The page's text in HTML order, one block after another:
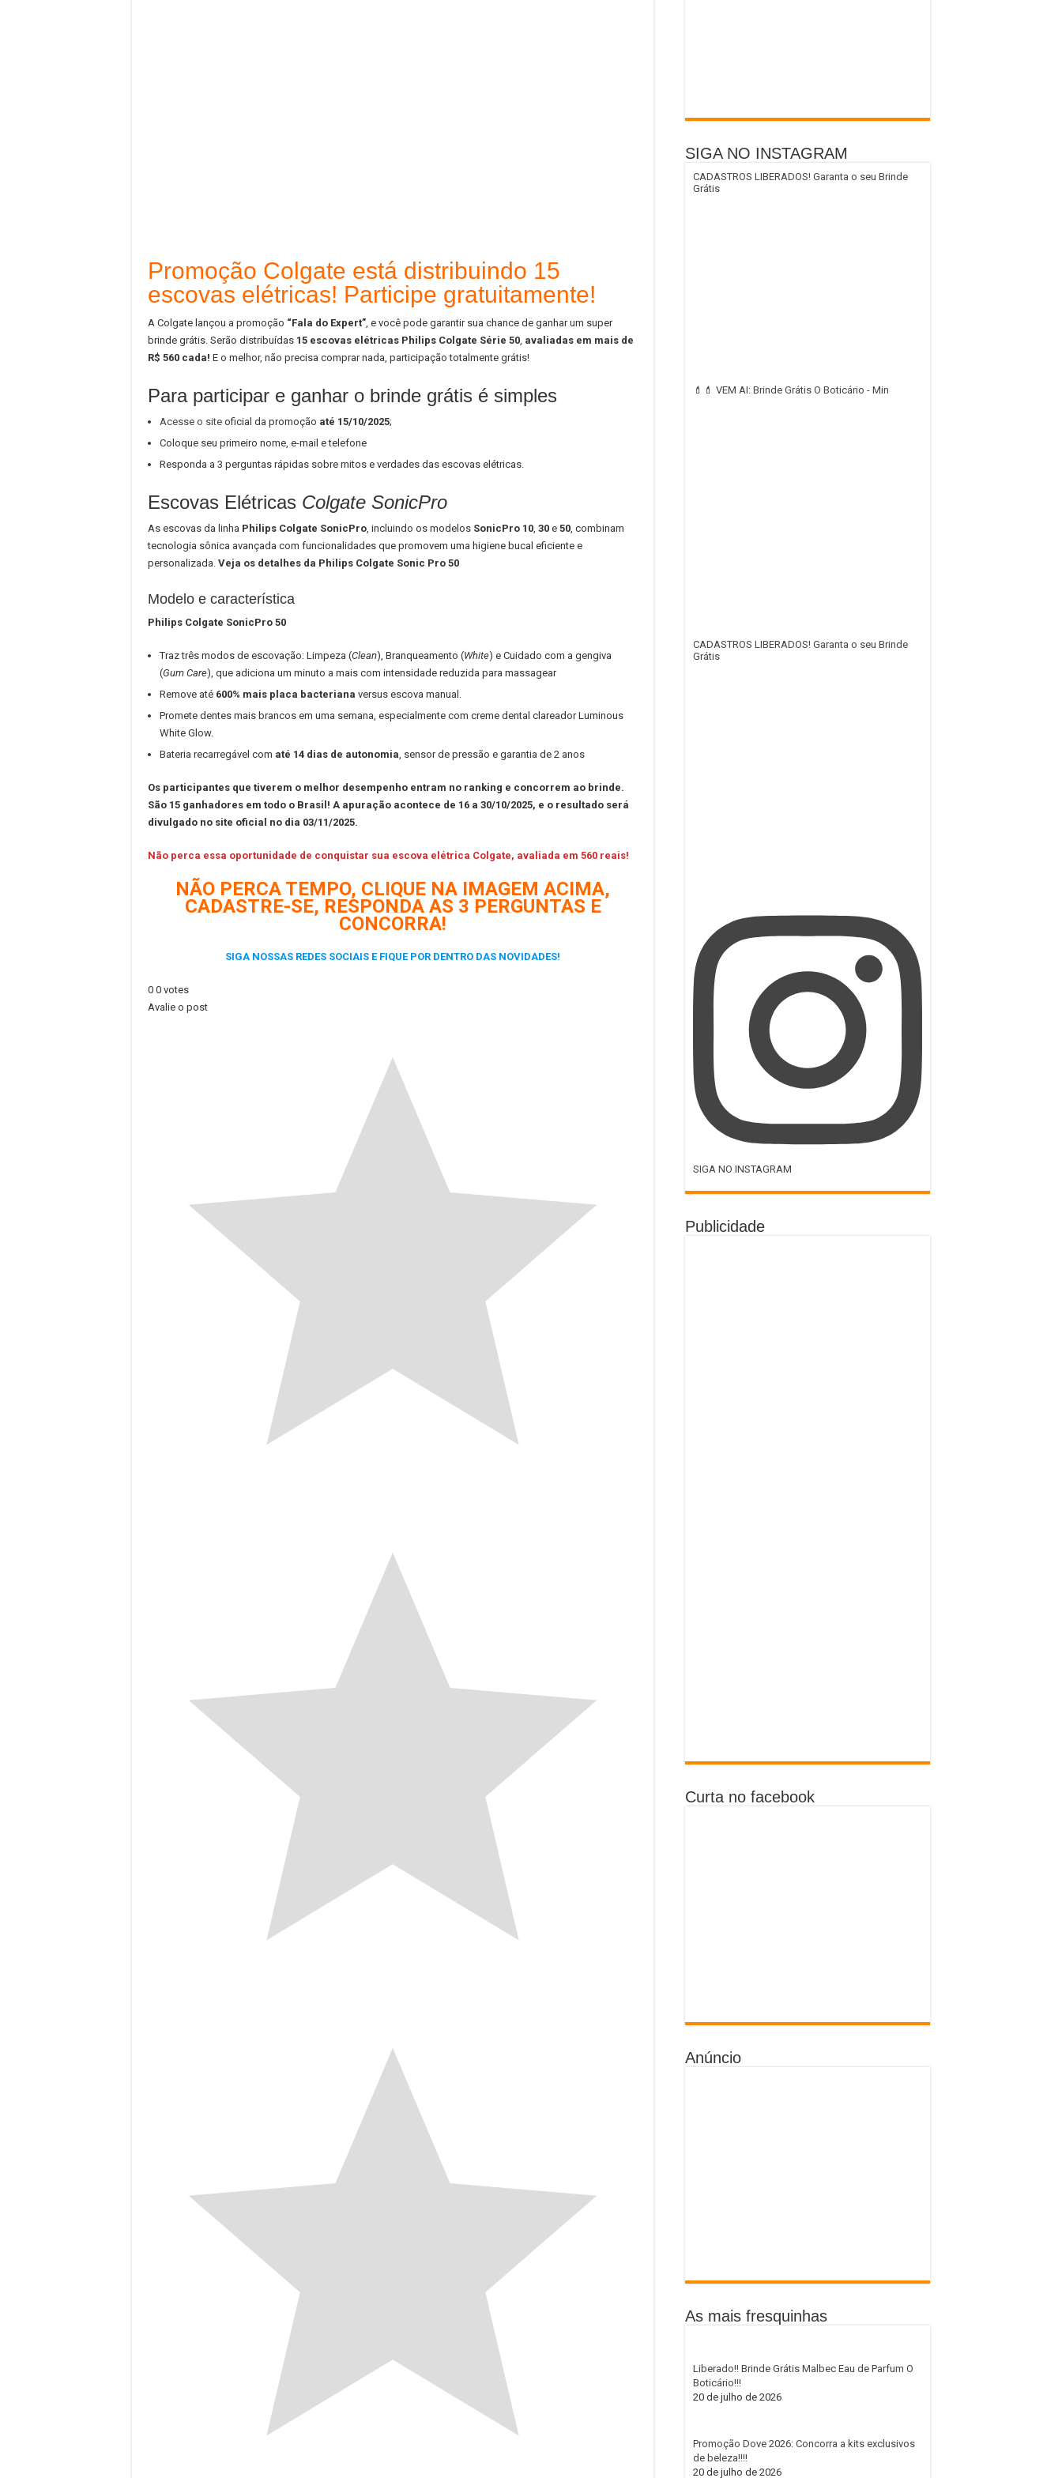
Promoção Colgate está distribuindo 15
escovas elétricas! Participe gratuitamente!
A Colgate lançou a promoção “Fala do Expert” , e você pode garantir sua chance de ganhar um super
brinde grátis. Serão distribuídas 15 escovas elétricas Philips Colgate Série 50 avaliadas em mais de
R$ 560 cada! E o melhor, não precisa comprar nada, participação totalmente grátis!
Para participar e ganhar o brinde grátis é simples
Acesse o site oficial da promoção até 15/10/2025;
Coloque seu primeiro nome, e-mail e telefone
Responda a 3 perguntas rápidas sobre mitos e verdades das escovas elétricas.
Escovas Elétricas Colgate SonicPro
As escovas da linha Philips Colgate SonicPro , incluindo os modelos SonicPro 10 30 e 50 , combinam
tecnologia sônica avançada com funcionalidades que promovem uma higiene bucal eficiente e
personalizada. Veja os detalhes da Philips Colgate Sonic Pro 50
Modelo e característica
Philips Colgate SonicPro 50
Traz três modos de escovação: Limpeza (Clean), Branqueamento (White) e Cuidado com a gengiva
(Gum Care), que adiciona um minuto a mais com intensidade reduzida para massagear
Remove até 600% mais placa bacteriana versus escova manual.
Promete dentes mais brancos em uma semana, especialmente com creme dental clareador Luminous
White Glow.
Bateria recarregável com até 14 dias de autonomia , sensor de pressão e garantia de 2 anos
Os participantes que tiverem o melhor desempenho entram no ranking e concorrem ao brinde.
São 15 ganhadores em todo o Brasil! A apuração acontece de 16 a 30/10/2025, e o resultado será
divulgado no site oficial no dia 03/11/2025.
Não perca essa oportunidade de conquistar sua escova elétrica Colgate, avaliada em 560 reais!
NÃO PERCA TEMPO, CLIQUE NA IMAGEM ACIMA,
CADASTRE-SE, RESPONDA AS 3 PERGUNTAS E
CONCORRA!
SIGA NOSSAS REDES SOCIAIS E FIQUE POR DENTRO DAS NOVIDADES!
0 0 votes
Avalie o post
SIGA NO INSTAGRAM
CADASTROS LIBERADOS! Garanta o seu Brinde
Grátis
💄💄 VEM AI: Brinde Grátis O Boticário - Min
CADASTROS LIBERADOS! Garanta o seu Brinde
Grátis
SIGA NO INSTAGRAM
Publicidade
Curta no facebook
Anúncio
As mais fresquinhas
Liberado!! Brinde Grátis Malbec Eau de Parfum O
Boticário!!!
20 de julho de 2026
Promoção Dove 2026: Concorra a kits exclusivos
de beleza!!!!
20 de julho de 2026